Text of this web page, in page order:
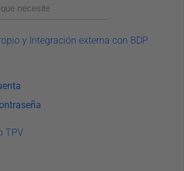
y Integración externa con BDP
TPV